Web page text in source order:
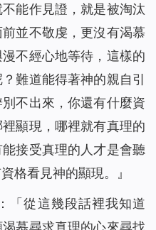
能作見證，就是被淘汰
並不敬虔，更沒有渴慕
不經心地等待，這樣的
難道能得著神的親自引
不出來，你還有什麼資
顯現，哪裡就有真理的
接受真理的人才是會聽
格看見神的顯現。』
「從這幾段話裡我知道
慕尋求真理的心來尋找